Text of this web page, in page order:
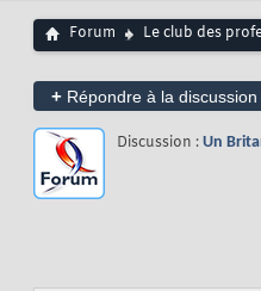
Forum Le club des
+ Répondre à la discussion
Discussion : Un